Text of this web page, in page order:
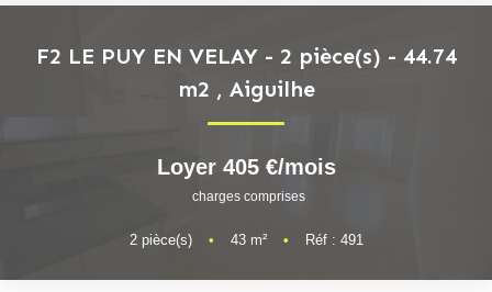
Locaux Professionnels
Parkings
Immeubles
Terrains
LOUER
F2 LE PUY EN VELAY - 2 pièce(s) - 44.74
m2 , Aiguilhe
Loyer 405 €/mois
charges comprises
2pièce(s) • 43m² • Réf : 491